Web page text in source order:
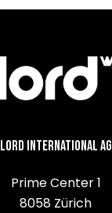
Lord International AG
Prime Center 1
8058 Zürich